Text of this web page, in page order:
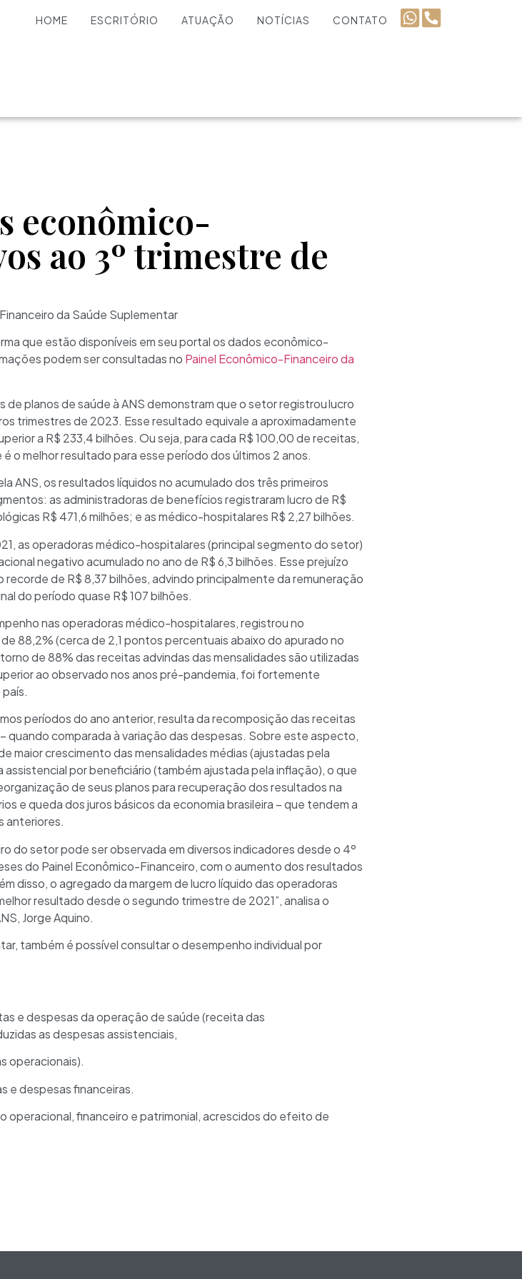
HOME ESCRITÓRIO ATUAÇÃO NOTÍCIAS CONTATO
econômico-
ao 3º trimestre de
da Saúde Suplementar
que estão disponíveis em seu portal os dados econômico-
podem ser consultadas no Painel Econômico-Financeiro da
planos de saúde à ANS demonstram que o setor registrou lucro
trimestres de 2023. Esse resultado equivale a aproximadamente
a R$ 233,4 bilhões. Ou seja, para cada R$ 100,00 de receitas,
o melhor resultado para esse período dos últimos 2 anos.
ANS, os resultados líquidos no acumulado dos três primeiros
as administradoras de benefícios registraram lucro de R$
R$ 471,6 milhões; e as médico-hospitalares R$ 2,27 bilhões.
as operadoras médico-hospitalares (principal segmento do setor)
negativo acumulado no ano de R$ 6,3 bilhões. Esse prejuízo
de R$ 8,37 bilhões, advindo principalmente da remuneração
do período quase R$ 107 bilhões.
nas operadoras médico-hospitalares, registrou no
88,2% (cerca de 2,1 pontos percentuais abaixo do apurado no
de 88% das receitas advindas das mensalidades são utilizadas
ao observado nos anos pré-pandemia, foi fortemente
períodos do ano anterior, resulta da recomposição das receitas
quando comparada à variação das despesas. Sobre este aspecto,
maior crescimento das mensalidades médias (ajustadas pela
por beneficiário (também ajustada pela inflação), o que
de seus planos para recuperação dos resultados na
e queda dos juros básicos da economia brasileira – que tendem a
anteriores.
do setor pode ser observada em diversos indicadores desde o 4º
do Painel Econômico-Financeiro, com o aumento dos resultados
disso, o agregado da margem de lucro líquido das operadoras
resultado desde o segundo trimestre de 2021”, analisa o
Jorge Aquino.
também é possível consultar o desempenho individual por
e despesas da operação de saúde (receita das
as despesas assistenciais,
operacionais).
e despesas financeiras.
operacional, financeiro e patrimonial, acrescidos do efeito de